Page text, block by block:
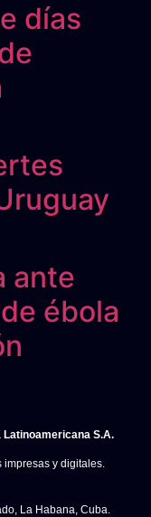
días
ante
ébola
S.A.
impresas y digitales.
La Habana, Cuba.